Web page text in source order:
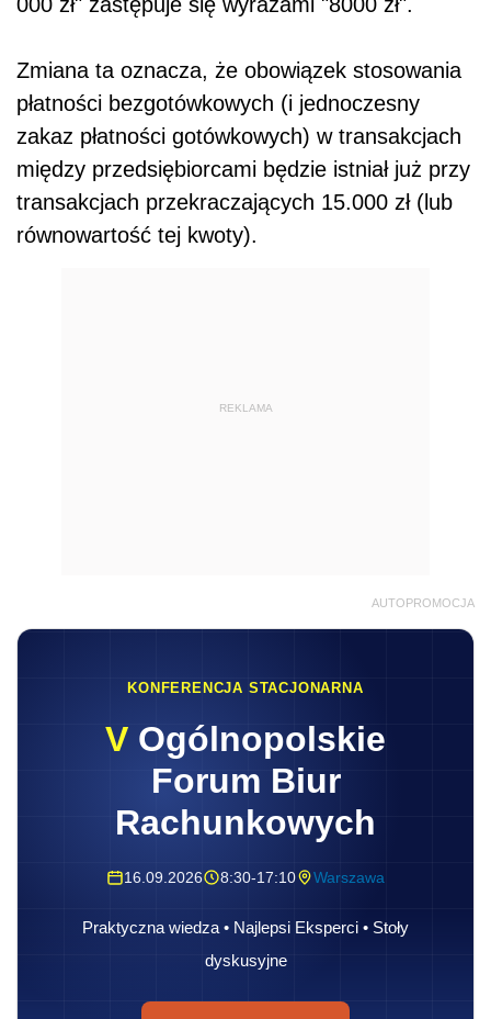
Zmiana ta oznacza, że obowiązek stosowania
płatności bezgotówkowych (i jednoczesny
zakaz płatności gotówkowych) w transakcjach
między przedsiębiorcami będzie istniał już przy
transakcjach przekraczających 15.000 zł (lub
równowartość tej kwoty).
REKLAMA
AUTOPROMOCJA
KONFERENCJA STACJONARNA
V Ogólnopolskie
Forum Biur
Rachunkowych
16.09.2026 8:30-17:10 Warszawa
Praktyczna wiedza • Najlepsi Eksperci • Stoły
dyskusyjne